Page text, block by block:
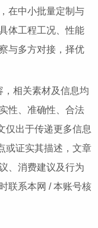
在中小批量定制与
体工程工况、性能
与多方对接，择优
相关素材及信息均
性、准确性、合法
仅出于传递更多信息
或证实其描述，文章
、消费建议及行为
联系本网 / 本账号核